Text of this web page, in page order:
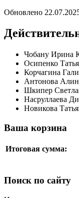
Обновлено
Чобану Ирина
Осипенко
Корчагина
Антонова
Шкипер
Насруллаева
Новикова
Ваша корзина
Итоговая сумма:
Поиск по сайту